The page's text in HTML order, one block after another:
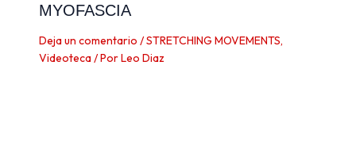
MYOFASCIA
Deja un comentario /STRETCHING MOVEMENTS,
Videoteca/ PorLeo Diaz